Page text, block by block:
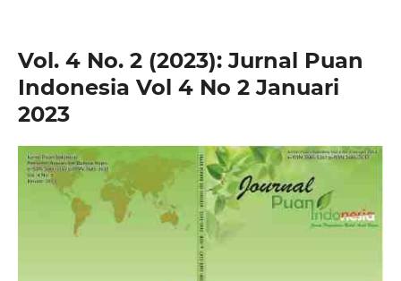
Vol. 4 No. 2 (2023): Jurnal Puan
Indonesia Vol 4 No 2 Januari
2023